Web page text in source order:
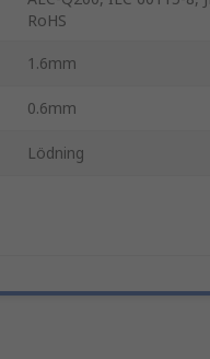
RoHS
1.6mm
0.6mm
Lödning